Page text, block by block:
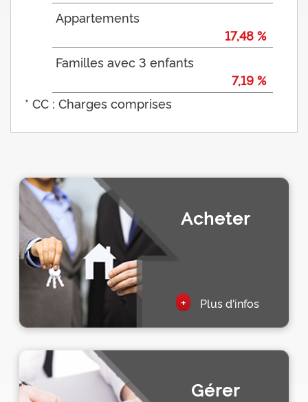
Appartements
17,48 %
Familles avec 3 enfants
7,19 %
* CC : Charges comprises
Acheter
+ Plus d'infos
Gérer